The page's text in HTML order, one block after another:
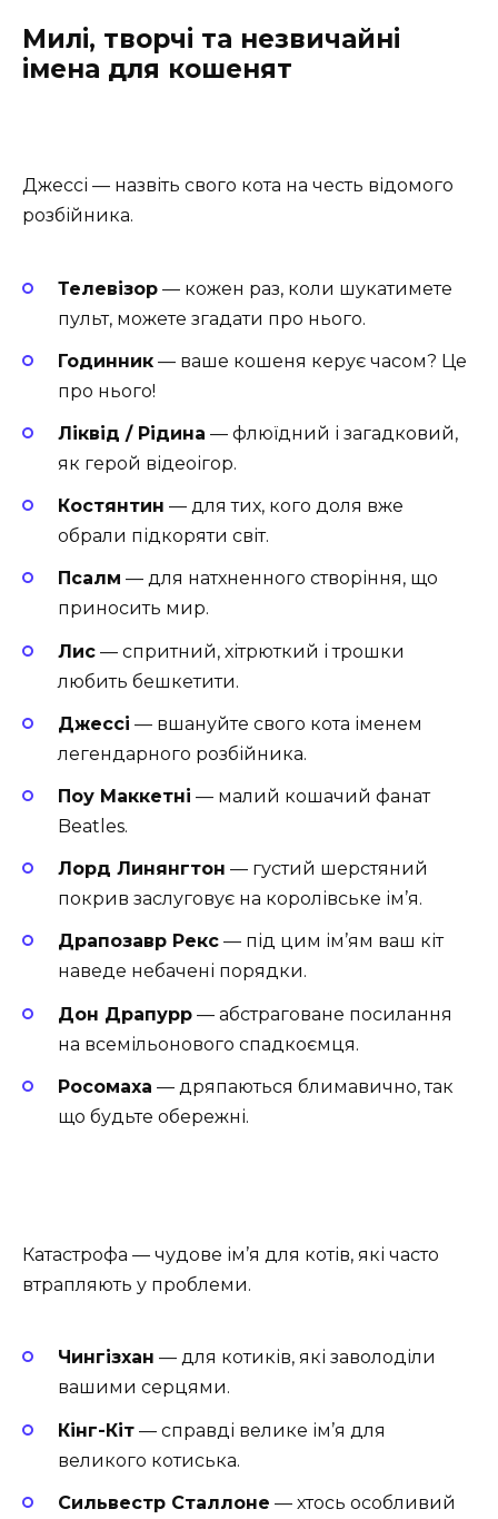
Милі, творчі та незвичайні
імена для кошенят
Джессі — назвіть свого кота на честь відомого
розбійника.
Телевізор — кожен раз, коли шукатимете
пульт, можете згадати про нього.
Годинник — ваше кошеня керує часом? Це
про нього!
Ліквід / Рідина — флюїдний і загадковий,
як герой відеоігор.
Костянтин — для тих, кого доля вже
обрали підкоряти світ.
Псалм — для натхненного створіння, що
приносить мир.
Лис — спритний, хітрюткий і трошки
любить бешкетити.
Джессі — вшануйте свого кота іменем
легендарного розбійника.
Поу Маккетні — малий кошачий фанат
Beatles.
Лорд Линянгтон — густий шерстяний
покрив заслуговує на королівське ім’я.
Драпозавр Рекс — під цим ім’ям ваш кіт
наведе небачені порядки.
Дон Драпурр — абстраговане посилання
на всемільонового спадкоємця.
Росомаха — дряпаються блимавично, так
що будьте обережні.
Катастрофа — чудове ім’я для котів, які часто
втрапляють у проблеми.
Чингізхан — для котиків, які заволоділи
вашими серцями.
Кінг-Кіт — справді велике ім’я для
великого котиська.
Сильвестр Сталлоне — хтось особливий